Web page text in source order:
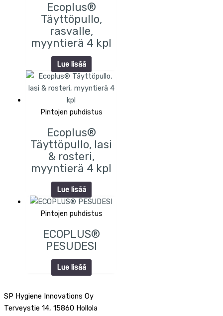
Ecoplus®
Täyttöpullo,
rasvalle,
myyntierä 4 kpl
Lue lisää
Pintojen puhdistus
Ecoplus®
Täyttöpullo, lasi
& rosteri,
myyntierä 4 kpl
Lue lisää
Pintojen puhdistus
ECOPLUS®
PESUDESI
Lue lisää
SP Hygiene Innovations Oy
Terveystie 14, 15860 Hollola